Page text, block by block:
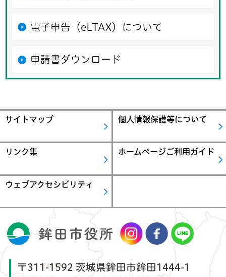
電子申告（eLTAX）について
申請書ダウンロード
サイトマップ 個人情報保護等について
リンク集 ホームページご利用ガイド
ウェブアクセシビリティ
〒311-1592 茨城県鉾田市鉾田1444-1